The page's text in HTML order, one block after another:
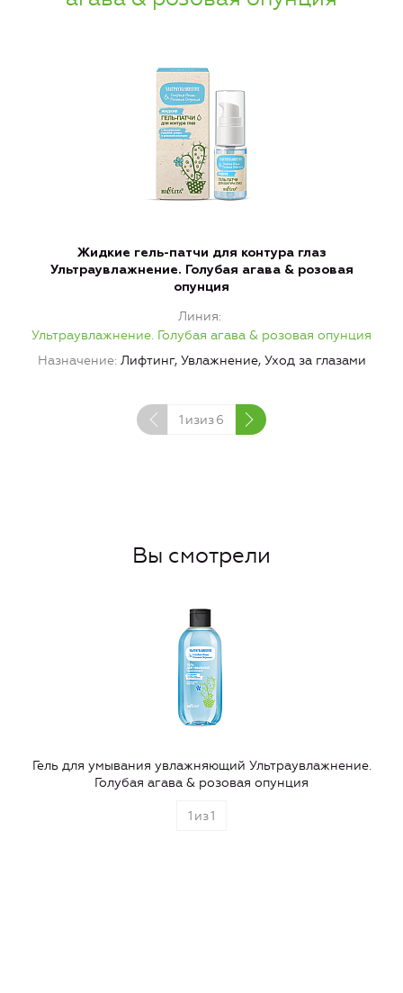
Жидкие гель-патчи для контура глаз
Ультраувлажнение. Голубая агава & розовая
опунция
Линия
Ультраувлажнение. Голубая агава & розовая опунция
Назначение Лифтинг, Увлажнение, Уход за глазами
1 изиз6
Вы смотрели
Гель для умывания увлажняющий Ультраувлажнение.
Голубая агава & розовая опунция
1 из1